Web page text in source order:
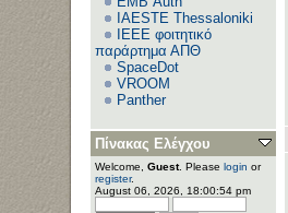
IAESTE Thessaloniki
IEEE φοιτητικό
παράρτημα ΑΠΘ
SpaceDot
VROOM
Panther
Πίνακας Ελέγχου
Welcome, Guest. Please login or
register.
August 06, 2026, 18:00:54 pm